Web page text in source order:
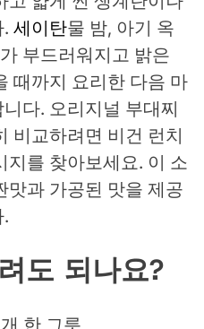
세이탄물 밤, 아기 옥
부드러워지고 밝은
때까지 요리한 다음 마
다. 오리지널 부대찌
비교하려면 비건 런치
지를 찾아보세요. 이 소
맛과 가공된 맛을 제공
도 되나요?